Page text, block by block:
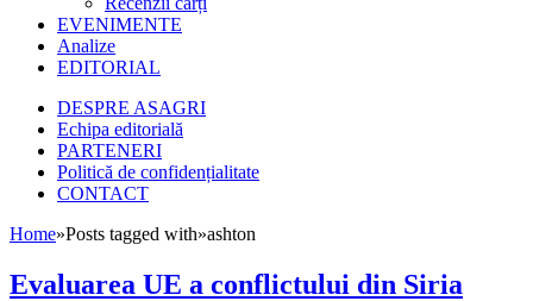
EVENIMENTE
Analize
EDITORIAL
DESPRE ASAGRI
Echipa editorială
PARTENERI
Politică de confidențialitate
CONTACT
Home»Posts tagged with»ashton
Evaluarea UE a conflictului din Siria